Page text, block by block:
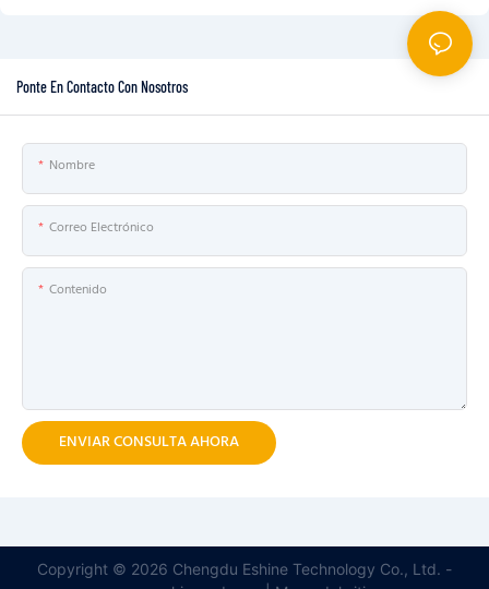
Ponte En Contacto Con Nosotros
Nombre
Correo Electrónico
Contenido
ENVIAR CONSULTA AHORA
Copyright © 2026 Chengdu Eshine Technology Co., Ltd. -